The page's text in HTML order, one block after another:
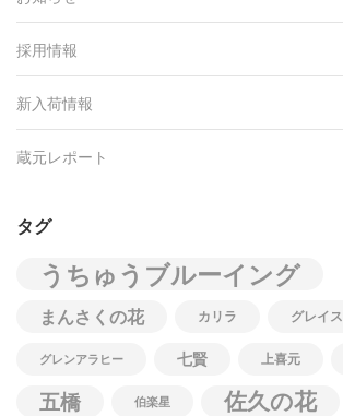
採用情報
新入荷情報
蔵元レポート
タグ
うちゅうブルーイング
まんさくの花 カリラ グレイス
グレンアラヒー 七賢 上喜元
五橋
伯楽星 佐久の花